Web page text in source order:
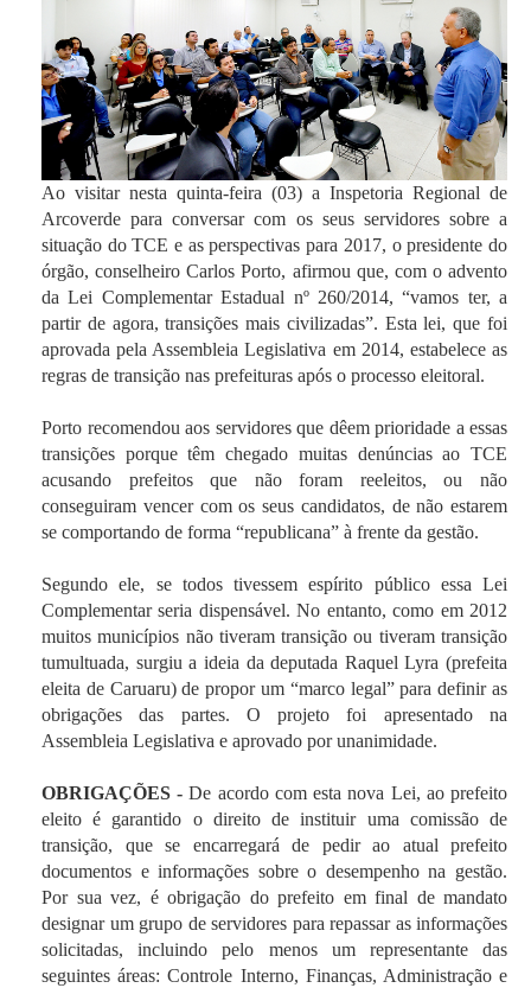
Ao visitar nesta quinta-feira (03) a Inspetoria Regional de
Arcoverde para conversar com os seus servidores sobre a
situação do TCE e as perspectivas para 2017, o presidente do
órgão, conselheiro Carlos Porto, afirmou que, com o advento
da Lei Complementar Estadual nº 260/2014, “vamos ter, a
partir de agora, transições mais civilizadas”. Esta lei, que foi
aprovada pela Assembleia Legislativa em 2014, estabelece as
regras de transição nas prefeituras após o processo eleitoral.
Porto recomendou aos servidores que dêem prioridade a essas
transições porque têm chegado muitas denúncias ao TCE
acusando prefeitos que não foram reeleitos, ou não
conseguiram vencer com os seus candidatos, de não estarem
se comportando de forma “republicana” à frente da gestão.
Segundo ele, se todos tivessem espírito público essa Lei
Complementar seria dispensável. No entanto, como em 2012
muitos municípios não tiveram transição ou tiveram transição
tumultuada, surgiu a ideia da deputada Raquel Lyra (prefeita
eleita de Caruaru) de propor um “marco legal” para definir as
obrigações das partes. O projeto foi apresentado na
Assembleia Legislativa e aprovado por unanimidade.
OBRIGAÇÕES - De acordo com esta nova Lei, ao prefeito
eleito é garantido o direito de instituir uma comissão de
transição, que se encarregará de pedir ao atual prefeito
documentos e informações sobre o desempenho na gestão.
Por sua vez, é obrigação do prefeito em final de mandato
designar um grupo de servidores para repassar as informações
solicitadas, incluindo pelo menos um representante das
seguintes áreas: Controle Interno, Finanças, Administração e